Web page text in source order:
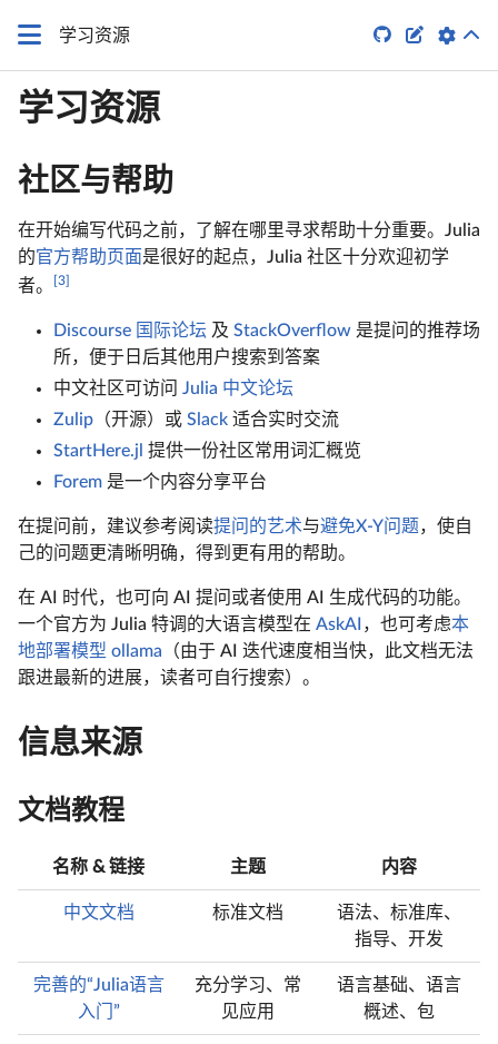
学习资源  
学习资源
社区与帮助
在开始编写代码之前，了解在哪里寻求帮助十分重要。Julia
的官方帮助页面是很好的起点，Julia 社区十分欢迎初学
者。
[3]
Discourse 国际论坛 及 StackOverflow 是提问的推荐场
所，便于日后其他用户搜索到答案
中文社区可访问 Julia 中文论坛
Zulip （开源）或 Slack 适合实时交流
StartHere.jl 提供一份社区常用词汇概览
Forem 是一个内容分享平台
在提问前，建议参考阅读提问的艺术与避免X-Y问题，使自
己的问题更清晰明确，得到更有用的帮助。
在 AI 时代，也可向 AI 提问或者使用 AI 生成代码的功能。
一个官方为 Julia 特调的大语言模型在 AskAI ，也可考虑本
地部署模型 ollama （由于 AI 迭代速度相当快，此文档无法
跟进最新的进展，读者可自行搜索）。
信息来源
文档教程
名称 & 链接 主题 内容
中文文档 标准文档
语法、标准库、
指导、开发
完善的“Julia语言
入门”
充分学习、常
见应用
语言基础、语言
概述、包